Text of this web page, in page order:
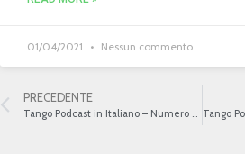
01/04/2021 Nessun commento
PRECEDENTE